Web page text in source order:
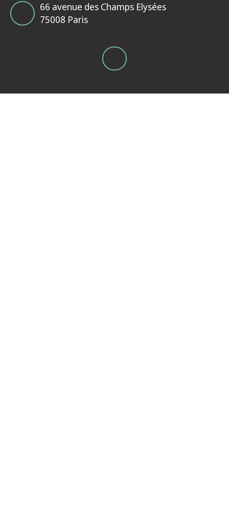
66 avenue des Champs Elysées
75008 Paris